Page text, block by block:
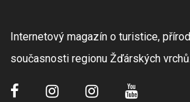
Internetový magazín o turistice,
současnosti regionu Žďárských vrchů.